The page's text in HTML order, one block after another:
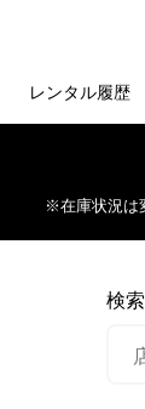
レンタル履歴
※在庫状況は
検